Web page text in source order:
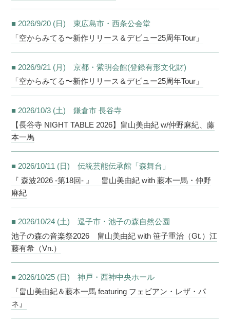
■ 2026/9/20 (日) 東広島市・西条公会堂
「空からみてる〜新作リリース＆デビュー25周年Tour」
■ 2026/9/21 (月) 京都・紫明会館(登録有形文化財)
「空からみてる〜新作リリース＆デビュー25周年Tour」
■ 2026/10/3 (土) 鎌倉市 長谷寺
【長谷寺 NIGHT TABLE 2026】畠山美由紀 w/仲野麻紀、藤
本一馬
■ 2026/10/11 (日) 伝統芸能伝承館「森舞台」
『 森波2026 -第18回- 』 畠山美由紀 with 藤本一馬・仲野
麻紀
■ 2026/10/24 (土) 逗子市・池子の森自然公園
池子の森の音楽祭2026 畠山美由紀 with 笹子重治（Gt.）江
藤有希（Vn.）
■ 2026/10/25 (日) 神戸・西神中央ホール
『畠山美由紀＆藤本一馬 featuring フェビアン・レザ・パ
ネ』